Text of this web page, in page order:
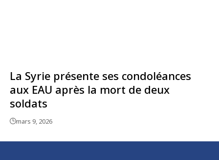
La Syrie présente ses condoléances
aux EAU après la mort de deux
soldats
mars 9, 2026